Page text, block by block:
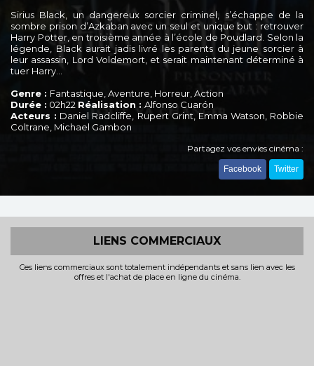
Sirius Black, un dangereux sorcier criminel, s’échappe de la
sombre prison d’Azkaban avec un seul et unique but : retrouver
Harry Potter, en troisième année à l’école de Poudlard. Selon la
légende, Black aurait jadis livré les parents du jeune sorcier à
leur assassin, Lord Voldemort, et serait maintenant déterminé à
tuer Harry…
Genre : Fantastique, Aventure, Horreur, Action
Durée : 02h22 Réalisation : Alfonso Cuarón
Acteurs : Daniel Radcliffe, Rupert Grint, Emma Watson, Robbie
Coltrane, Michael Gambon
Partagez vos envies cinéma :
Facebook Twitter
LIENS COMMERCIAUX
Ces liens commerciaux sont totalement indépendants et sans lien avec les
offres et l'achat de place en ligne du cinéma.